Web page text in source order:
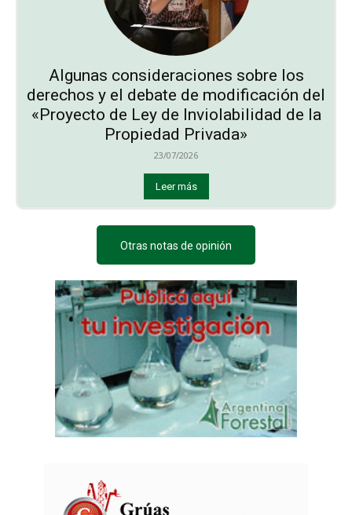
Algunas consideraciones sobre los
derechos y el debate de modificación del
«Proyecto de Ley de Inviolabilidad de la
Propiedad Privada»
23/07/2026
Leer más
Otras notas de opinión